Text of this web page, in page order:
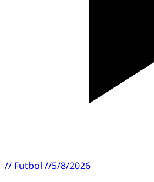
// Futbol //5/8/2026